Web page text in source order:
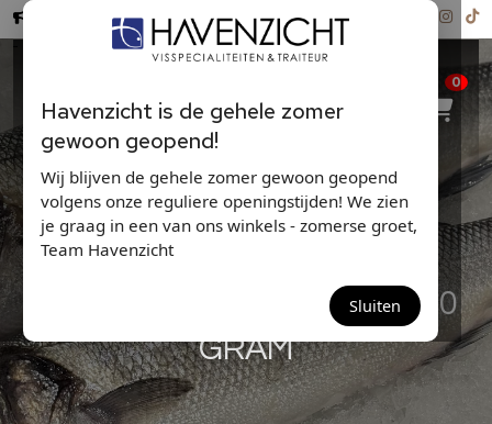
Havenzicht is de gehele zomer
gewoon geopend!
Wij blijven de gehele zomer gewoon geopend
volgens onze reguliere openingstijden! We zien
je graag in een van ons winkels - zomerse groet,
Team Havenzicht
Sluiten
Hollandse Nieuwe ...
0
ZEEBAARS(FILETS) 400-600
GRAM